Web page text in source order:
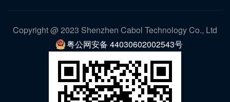
Copyright @ 2023 Shenzhen Cabol Technology Co., Ltd
粤公网安备 44030602002543号